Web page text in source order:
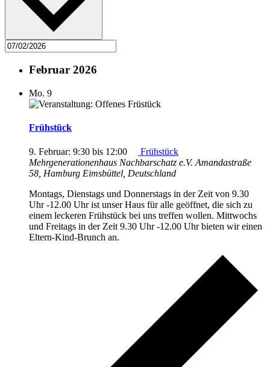
Februar 2026
Mo. 9
Frühstück
9. Februar: 9:30 bis 12:00
Frühstück
Mehrgenerationenhaus Nachbarschatz e.V. Amandastraße
58, Hamburg Eimsbüttel, Deutschland
Montags, Dienstags und Donnerstags in der Zeit von 9.30
Uhr -12.00 Uhr ist unser Haus für alle geöffnet, die sich zu
einem leckeren Frühstück bei uns treffen wollen. Mittwochs
und Freitags in der Zeit 9.30 Uhr -12.00 Uhr bieten wir einen
Eltern-Kind-Brunch an.